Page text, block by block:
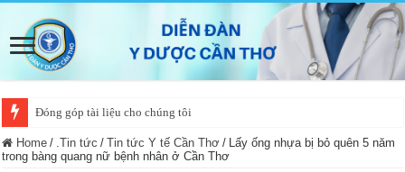
Đóng góp tài liệu cho chúng tôi
Home / .Tin tức / Tin tức Y tế Cần Thơ / Lấy ống nhựa bị bỏ quên 5 năm
trong bàng quang nữ bệnh nhân ở Cần Thơ